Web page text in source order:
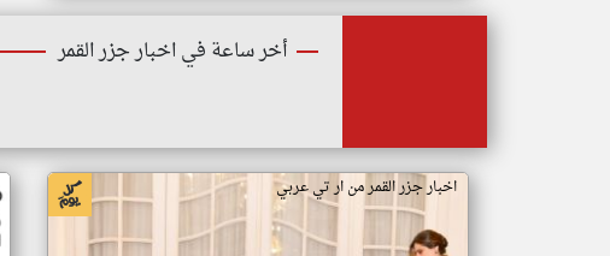
أخر ساعة في اخبار جزر القمر
اخبار جزر القمر من ار تي عربي